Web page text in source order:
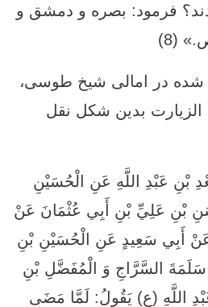
فرمود: بصره و دمشق و
(8)
در امالی شیخ طوسی،
بدین شکل نقل
بْنِ عَبْدِ اللَّهِ عَنِ الْحُسَيْنِ
بْنِ عَلِيِّ بْنِ أَبِي عُثْمَانَ عَنْ
عَنْ أَبِي سَعِيدٍ عَنِ الْحُسَيْنِ بْنِ
السَّرَّاجِ وَ الْمُفَضَّلِ بْنِ
اللَّهِ (ع) يَقُولُ:‏ لَمَّا مَضَى